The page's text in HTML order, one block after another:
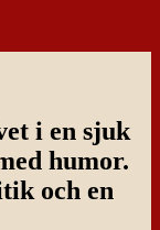
i en sjuk
humor.
och en